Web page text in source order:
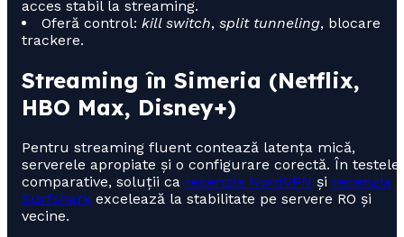
acces stabil la streaming.
Oferă control: kill switch, split tunneling, blocare
trackere.
Streaming în Simeria (Netflix,
HBO Max, Disney+)
Pentru streaming fluent contează latența mică,
serverele apropiate și o configurare corectă. În testele
comparative, soluții ca recenzia NordVPN și recenzia
Surfshark excelează la stabilitate pe servere RO și
vecine.